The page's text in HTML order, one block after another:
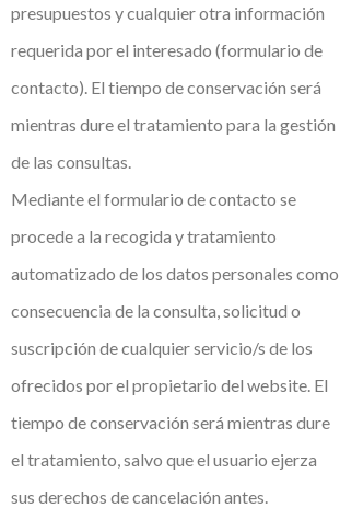
presupuestos y cualquier otra información
requerida por el interesado (formulario de
contacto). El tiempo de conservación será
mientras dure el tratamiento para la gestión
de las consultas.
Mediante el formulario de contacto se
procede a la recogida y tratamiento
automatizado de los datos personales como
consecuencia de la consulta, solicitud o
suscripción de cualquier servicio/s de los
ofrecidos por el propietario del website. El
tiempo de conservación será mientras dure
el tratamiento, salvo que el usuario ejerza
sus derechos de cancelación antes.